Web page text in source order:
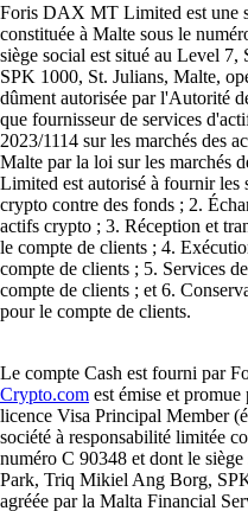
Foris DAX MT Limited est une
constituée à Malte sous le
siège social est situé au Level
SPK 1000, St. Julians, Malte,
dûment autorisée par l'Autorité
que fournisseur de services
2023/1114 sur les marchés des
Malte par la loi sur les marchés
Limited est autorisé à fournir les
crypto contre des fonds ; 2.
actifs crypto ; 3. Réception et
le compte de clients ; 4.
compte de clients ; 5. Services
compte de clients ; et 6.
pour le compte de clients.
Le compte Cash est fourni par
Crypto.com est émise et
licence Visa Principal Member
société à responsabilité limitée
numéro C 90348 et dont le
Park, Triq Mikiel Ang Borg,
agréée par la Malta Financial